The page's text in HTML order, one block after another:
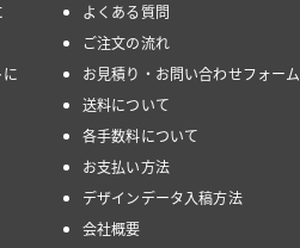
よくある質問
ご注文の流れ
お見積り・お問い合わせフォーム
送料について
各手数料について
お支払い方法
デザインデータ入稿方法
会社概要